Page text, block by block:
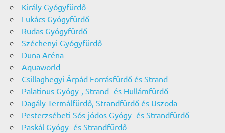
Király Gyógyfürdő
Lukács Gyógyfürdő
Rudas Gyógyfürdő
Széchenyi Gyógyfürdő
Duna Aréna
Aquaworld
Csillaghegyi Árpád Forrásfürdő és Strand
Palatinus Gyógy-, Strand- és Hullámfürdő
Dagály Termálfürdő, Strandfürdő és Uszoda
Pesterzsébeti Sós-jódos Gyógy- és Strandfürdő
Paskál Gyógy- és Strandfürdő